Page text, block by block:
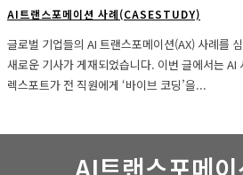
AI트랜스포메이션 사례(CASESTUDY)
글로벌 기업들의 AI 트랜스포메이션(AX) 사례를
새로운 기사가 게재되었습니다. 이번 글에서는
렉스포트가 전 직원에게 ‘바이브 코딩’을...
AI트랜스포메